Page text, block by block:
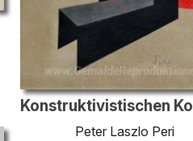
Peter Laszlo Peri